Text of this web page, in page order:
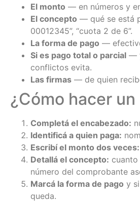
El monto — en números y
El concepto — qué se está
00012345”, “cuota 2 de 6”.
La forma de pago —
Si es pago total o parcial —
conflictos evita.
Las firmas — de quien
¿Cómo hacer
Completá el encabezado:
Identificá a quien paga:
Escribí el monto dos veces:
Detallá el concepto:
número del comprobante
Marcá la forma de pago y
queda.